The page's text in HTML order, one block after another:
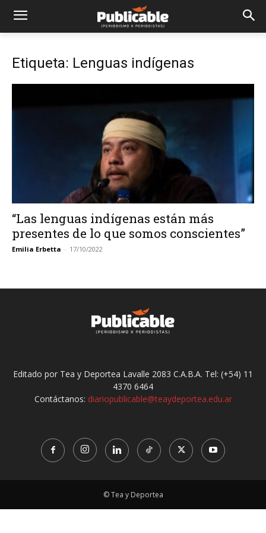
Etiqueta: Lenguas indígenas
“Las lenguas indígenas están más
presentes de lo que somos conscientes”
Emilia Erbetta - 17/10/2022
Editado por Tea y Deportea Lavalle 2083 C.A.B.A. Tel: (+54) 11
4370 6464
Contáctanos: diariopublicable@teaydeportea.edu.ar
© Tea y Deportea